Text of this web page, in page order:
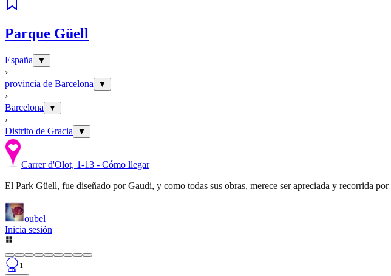
Parque Güell
España ▼
›
provincia de Barcelona
▼
›
Barcelona
▼
›
Distrito de Gracia
▼
Carrer d'Olot, 1-13 - Cómo llegar
El Park Güell, fue diseñado por Gaudi, y como todas sus obras, merece ser apreciada y recorrida
oubel
Inicia sesión
1